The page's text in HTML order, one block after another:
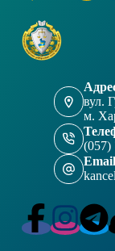
вул.
м.
(057)